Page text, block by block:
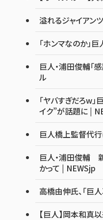
溢れるジャイア
「ホンマなのか」
巨人・浦田俊輔「
ル
「ヤバすぎだろw
イク”が話題に |
巨人橋上監督代
巨人・浦田俊輔
かって | NEWSjp
高橋由伸氏、「巨
【巨人】岡本和真